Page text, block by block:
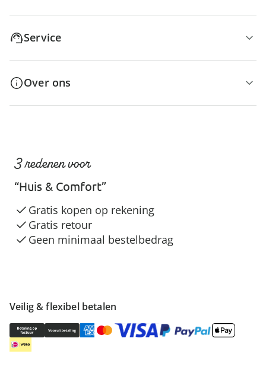
Service
Over ons
Veilig & flexibel betalen
3 redenen voor
“Huis & Comfort”
Gratis kopen op rekening
Gratis retour
Geen minimaal bestelbedrag